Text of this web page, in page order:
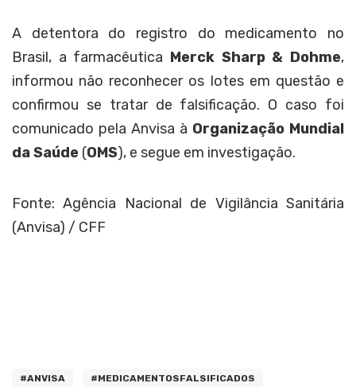
A detentora do registro do medicamento no
Brasil, a farmacêutica Merck Sharp & Dohme,
informou não reconhecer os lotes em questão e
confirmou se tratar de falsificação. O caso foi
comunicado pela Anvisa à Organização Mundial
da Saúde (OMS), e segue em investigação.
Fonte: Agência Nacional de Vigilância Sanitária
(Anvisa) / CFF
#ANVISA #MEDICAMENTOSFALSIFICADOS